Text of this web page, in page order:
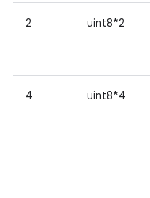
2 uint8*2
4 uint8*4